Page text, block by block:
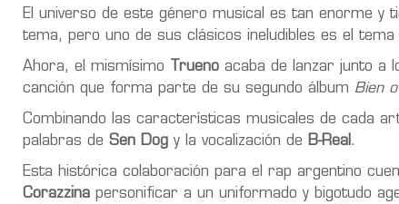
El universo de este género musical es tan enorme y
tema, pero uno de sus clásicos ineludibles es el tema
Ahora, el mismísimo Trueno acaba de lanzar junto a
canción que forma parte de su segundo álbum Bien
Combinando las características musicales de cada
palabras de Sen Dog y la vocalización de B-Real .
Esta histórica colaboración para el rap argentino
Corazzina personificar a un uniformado y bigotudo